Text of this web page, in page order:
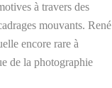
à travers des
mouvants. René
encore rare à
de la photographie